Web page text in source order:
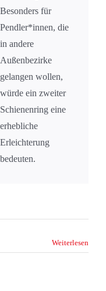
Besonders für
Pendler*innen, die
in andere
Außenbezirke
gelangen wollen,
würde ein zweiter
Schienenring eine
erhebliche
Erleichterung
bedeuten.
Weiterlesen